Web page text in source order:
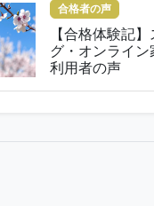
合格者の声
【合格体験記
グ・オンライ
利用者の声